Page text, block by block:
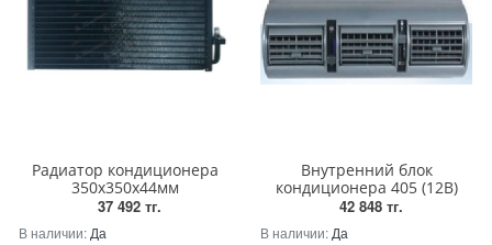
Радиатор кондиционера
350х350х44мм
37 492 тг.
В наличии: Да
Внутренний блок
кондиционера 405 (12В)
42 848 тг.
В наличии: Да